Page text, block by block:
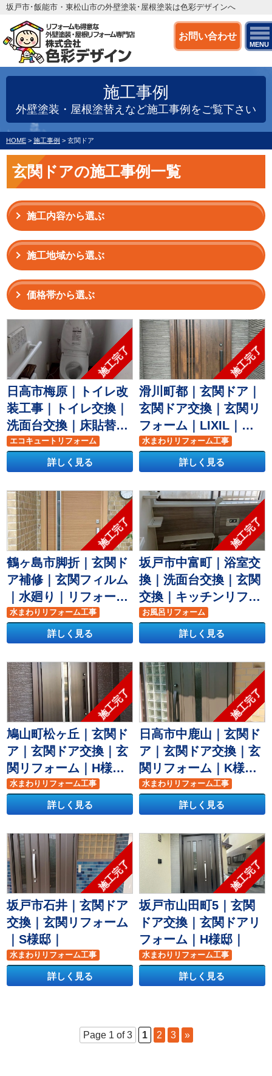
お問い合わせ
MENU
坂戸市･飯能市・東松山市の外壁塗装･屋根塗装は色彩デザインへ
施工事例
外壁塗装・屋根塗替えなど施工事例をご覧下さい
HOME > 施工事例 > 玄関ドア
玄関ドアの施工事例一覧
施工内容から選ぶ
施工地域から選ぶ
価格帯から選ぶ
施工完了
日高市梅原｜トイレ改
装工事｜トイレ交換｜
洗面台交換｜床貼替工
事｜障子張り替え｜給
湯器交換｜天井貼替工
事｜玄関リフォーム工
事｜A様邸｜
詳しく見る
エコキュートリフォーム
トイレリフォーム
水まわりリフォーム工事
洗面台リフォーム
玄関ドア
玄関リフォーム
施工完了
滑川町都｜玄関ドア｜
玄関ドア交換｜玄関リ
フォーム｜LIXIL｜リ
シェント｜断熱仕様｜
H様邸｜詳しく見る
水まわりリフォーム工事
玄関リフォーム
施工完了
鶴ヶ島市脚折｜玄関ド
ア補修｜玄関フィルム
｜水廻り｜リフォーム
｜O様
詳しく見る
水まわりリフォーム工事
玄関リフォーム
施工完了
坂戸市中富町｜浴室交
換｜洗面台交換｜玄関
交換｜キッチンリフォ
ーム｜玄関ドアリフォ
ーム｜S様邸｜
詳しく見る
お風呂リフォーム
水まわりリフォーム工事
洗面台リフォーム
玄関ドア
玄関リフォーム
施工完了
鳩山町松ヶ丘｜玄関ド
ア｜玄関ドア交換｜玄
関リフォーム｜H様邸
｜YKK｜ドアリモ｜H
様邸｜ 詳しく見る
水まわりリフォーム工事
玄関リフォーム
施工完了
日高市中鹿山｜玄関ド
ア｜玄関ドア交換｜玄
関リフォーム｜K様邸
｜リクシル｜リシェン
ト｜
詳しく見る
水まわりリフォーム工事
玄関リフォーム
施工完了
坂戸市石井｜玄関ドア
交換｜玄関リフォーム
｜S様邸｜
詳しく見る
水まわりリフォーム工事
玄関リフォーム
施工完了
坂戸市山田町5｜玄関
ドア交換｜玄関ドアリ
フォーム｜H様邸｜
詳しく見る
水まわりリフォーム工事
玄関リフォーム
Page 1 of 3 1 2 3 »